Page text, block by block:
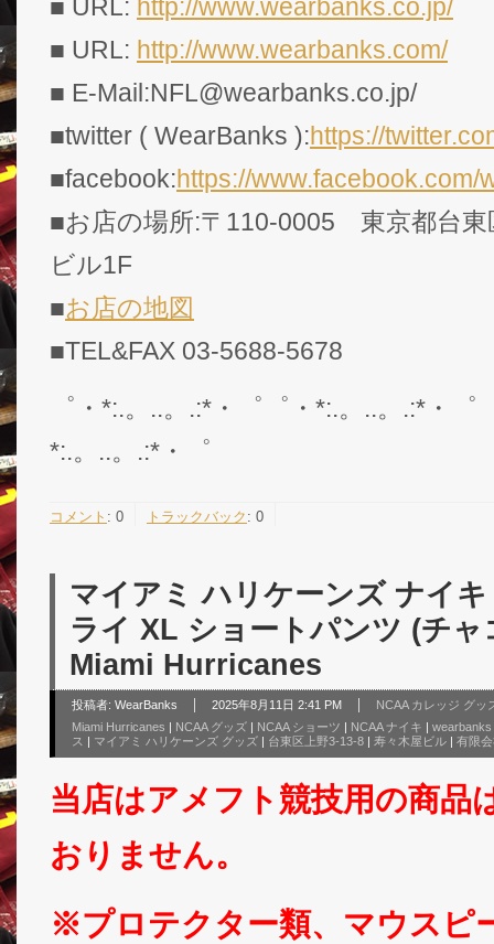
■ URL: http://www.wearbanks.co.jp/
■ URL: http://www.wearbanks.com/
■ E-Mail:NFL@wearbanks.co.jp/
■twitter ( WearBanks ):https://
■facebook:https://www.facebook.com/
■お店の場所:〒110-0005 東京都台
ビル1F
■お店の地図
■TEL&FAX 03-5688-5678
゜・*:.。..。.:*・゜゜・*:.。..。.:*・
*:.。..。.:*・゜
コメント : 0 トラックバック : 0
マイアミ ハリケーンズ ナイキ
ライ XL ショートパンツ (チ
Miami Hurricanes
投稿者: WearBanks 2025年8月11日 2:41 PM
NCAA カレッジ グッ
Miami Hurricanes | NCAA グッズ | NCAA ショーツ | NCAA ナイキ | wearbanks
ス | マイアミ ハリケーンズ グッズ | 台東区上野3-13-8 | 寿々木屋ビル | 有限
当店はアメフト競技用の商品
おりません。
※プロテクター類、マウスピ